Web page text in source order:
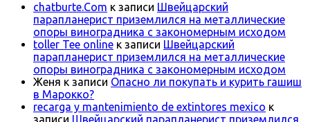
chatburte.Com к записи Швейцарский
парапланерист приземлился на металлические
опоры виноградника с закономерным исходом
toller Tee online к записи Швейцарский
парапланерист приземлился на металлические
опоры виноградника с закономерным исходом
Женя к записи Опасно ли покупать и курить гашиш
в Марокко?
recarga y mantenimiento de extintores mexico к
записи Швейцарский парапланерист приземлился